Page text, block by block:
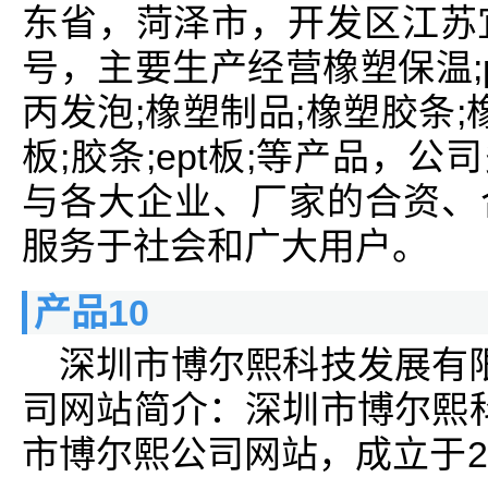
东省，菏泽市，开发区江
号，主要生产经营橡塑保
丙发泡;橡塑制品;橡塑胶条;
板;胶条;ept板;等产品，公
与各大企业、厂家的合资
服务于社会和广大用户。
产品10
深圳市博尔熙科技发展有
司网站简介：深圳市博尔
市博尔熙公司网站，成立于